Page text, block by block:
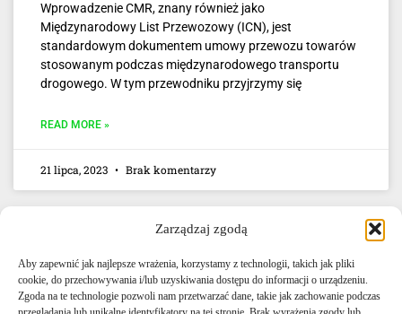
Zarządzaj zgodą
Aby zapewnić jak najlepsze wrażenia, korzystamy z technologii, takich jak pliki
cookie, do przechowywania i/lub uzyskiwania dostępu do informacji o urządzeniu.
Zgoda na te technologie pozwoli nam przetwarzać dane, takie jak zachowanie podczas
Wprowadzenie CMR, znany również jako
Międzynarodowy List Przewozowy (ICN), jest
standardowym dokumentem umowy przewozu towarów
stosowanym podczas międzynarodowego transportu
drogowego. W tym przewodniku przyjrzymy się
READ MORE »
21 lipca, 2023 Brak komentarzy